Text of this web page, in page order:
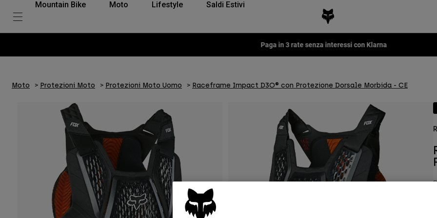
Mountain Bike Moto Lifestyle Saldi Estivi
Fox LAB Capsule Collection -Scopri
Moto Protezioni Moto Protezioni Moto Uomo Raceframe Impact D3O® con Protezione Dorsale Morbida - CE